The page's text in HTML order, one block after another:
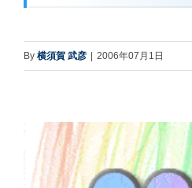
By 横須賀 武彦 2006年07月1日